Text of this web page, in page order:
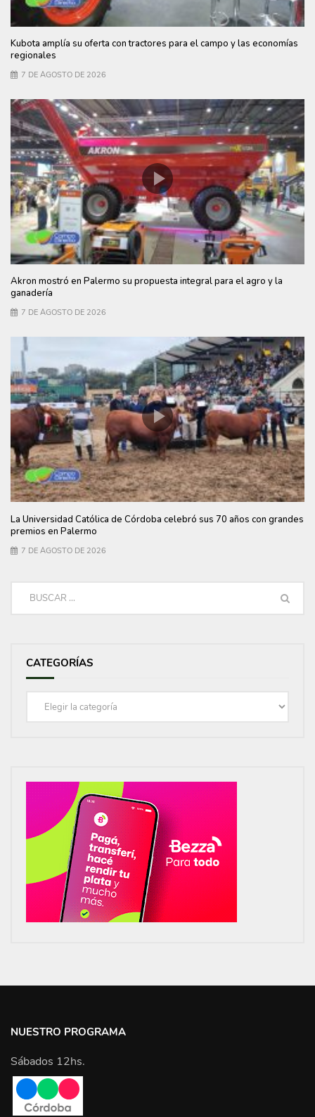
Kubota amplía su oferta con tractores para el campo y las economías
regionales
7 DE AGOSTO DE 2026
Akron mostró en Palermo su propuesta integral para el agro y la
ganadería
7 DE AGOSTO DE 2026
La Universidad Católica de Córdoba celebró sus 70 años con grandes
premios en Palermo
7 DE AGOSTO DE 2026
CATEGORÍAS
Categorías
NUESTRO PROGRAMA
Sábados 12hs.